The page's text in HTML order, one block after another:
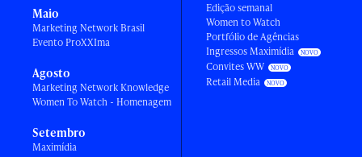
Maio
Marketing Network Brasil
Evento ProXXIma
Agosto
Marketing Network Knowledge
Women To Watch - Homenagem
Setembro
Maximídia
Edição semanal
Women to Watch
Portfólio de Agências
Ingressos Maximídia
Convites WW
Retail Media